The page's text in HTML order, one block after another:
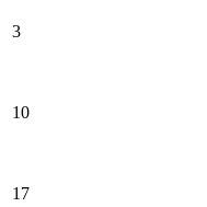
3
10
17